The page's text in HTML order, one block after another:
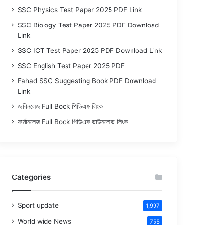
SSC Physics Test Paper 2025 PDF Link
SSC Biology Test Paper 2025 PDF Download
Link
SSC ICT Test Paper 2025 PDF Download Link
SSC English Test Paper 2025 PDF
Fahad SSC Suggesting Book PDF Download
Link
জাবিনলেজ Full Book পিডিএফ লিংক
ফার্মানলেজ Full Book পিডিএফ ডাউনলোড লিংক
Categories
Sport update 1,997
World wide News 755